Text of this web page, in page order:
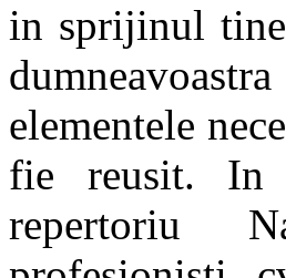
in sprijinul
elementele
fie reusit. In
repertoriu